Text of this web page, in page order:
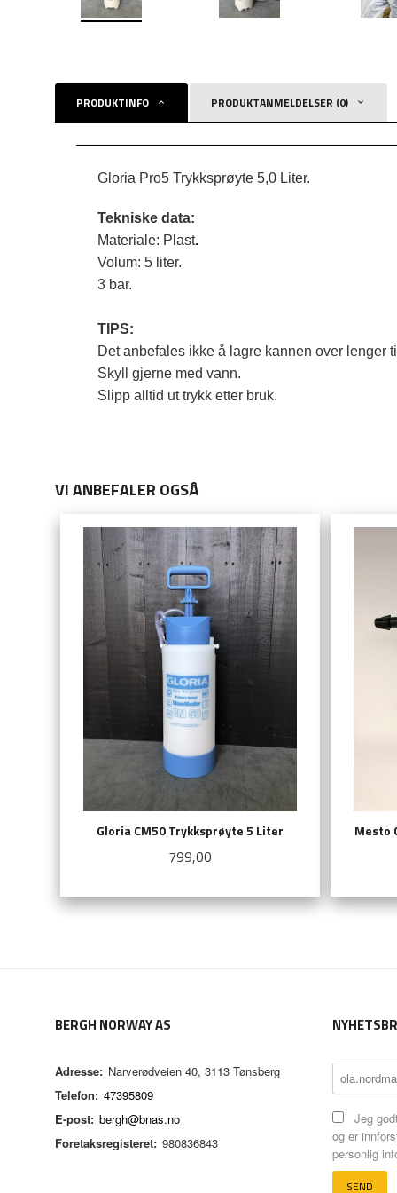
PRODUKTINFO PRODUKTANMELDELSER (0)
Gloria Pro5 Trykksprøyte 5,0 Liter.
Tekniske data:
Materiale: Plast.
Volum: 5 liter.
3 bar.
TIPS:
Det anbefales ikke å lagre kannen over lenger
Skyll gjerne med vann.
Slipp alltid ut trykk etter bruk.
VI ANBEFALER OGSÅ
Gloria CM50 Trykksprøyte 5 Liter
Pris
799,00
Mesto
BERGH NORWAY AS
Adresse: Narverødveien 40, 3113 Tønsberg
Telefon: 47395809
E-post: bergh@bnas.no
Foretaksregisteret: 980836843
Jeg
og er
personlig